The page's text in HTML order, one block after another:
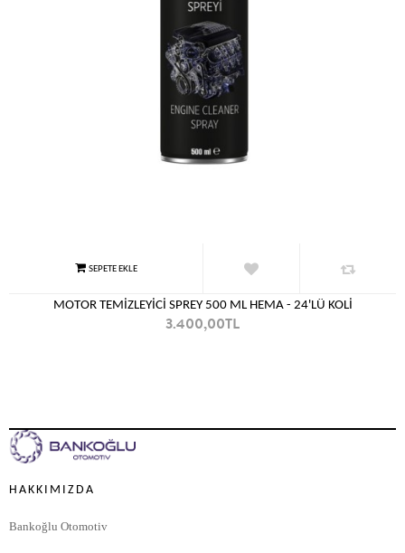
MOTOR TEMİZLEYİCİ SPREY 500 ML HEMA - 24'LÜ KOLİ
3.400,00TL
HAKKIMIZDA
Bankoğlu Otomotiv